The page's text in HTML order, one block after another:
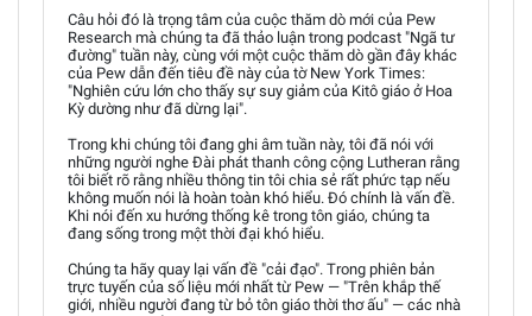
Câu hỏi đó là trọng tâm của cuộc thăm dò mới của Pew
Research mà chúng ta đã thảo luận trong podcast "Ngã tư
đường" tuần này, cùng với một cuộc thăm dò gần đây khác
của Pew dẫn đến tiêu đề này của tờ New York Times:
"Nghiên cứu lớn cho thấy sự suy giảm của Kitô giáo ở Hoa
Kỳ dường như đã dừng lại".
Trong khi chúng tôi đang ghi âm tuần này, tôi đã nói với
những người nghe Đài phát thanh công cộng Lutheran rằng
tôi biết rõ rằng nhiều thông tin tôi chia sẻ rất phức tạp nếu
không muốn nói là hoàn toàn khó hiểu. Đó chính là vấn đề.
Khi nói đến xu hướng thống kê trong tôn giáo, chúng ta
đang sống trong một thời đại khó hiểu.
Chúng ta hãy quay lại vấn đề "cải đạo". Trong phiên bản
trực tuyến của số liệu mới nhất từ Pew — "Trên khắp thế
giới, nhiều người đang từ bỏ tôn giáo thời thơ ấu" — các nhà